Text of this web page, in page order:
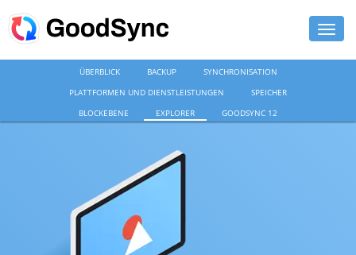
FUNKTIONENÜBERBLICK BACKUP
SYNCHRONISATION
PLATTFORMEN UND DIENSTLEISTUNGEN
SPEICHER
BLOCKEBENE
EXPLORER GOODSYNC 12